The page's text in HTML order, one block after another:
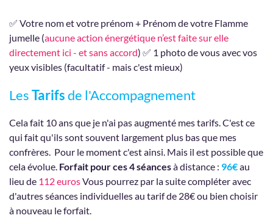
énergétique va aider à nettoyer, libérer les énergies
subtiles parasites passées et actuelles qui sont
stagnantes et bloquées. En parallèle, un travail
d’harmonisation dans le subtil en vous, dans la relation et
✅ Votre nom et votre prénom + Prénom de votre Flamme
jumelle (aucune action énergétique n’est faite sur elle
directement ici - et sans accord) ✅ 1 photo de vous avec vos
yeux visibles (facultatif - mais c'est mieux)
LesTarifsde l'Accompagnement
Cela fait 10 ans que je n'ai pas augmenté mes tarifs. C'est ce
qui fait qu'ils sont souvent largement plus bas que mes
confrères. Pour le moment c'est ainsi. Mais il est possible que
cela évolue. Forfait pour ces 4 séancesà distance : 96€au
lieu de 112 eurosVous pourrez par la suite compléter avec
d'autres séances individuelles au tarif de 28€ ou bien choisir
à nouveau le forfait.